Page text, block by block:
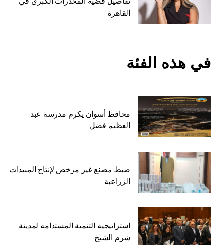
القاهرة
في هذه الفئة
محافظ أسوان يكرم مدرسة عبد
العظيم فضل
ضبط مصنع غير مرخص لإنتاج المبيدات
الزراعية
استراتيجية التنمية المستدامة لمدينة
شرم الشيخ